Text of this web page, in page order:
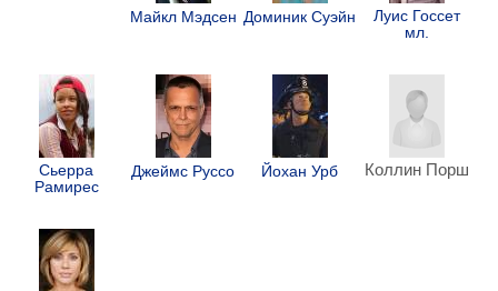
Майкл Мэдсен Доминик Суэйн
Луис Госсет
мл.
Сьерра
Рамирес
Джеймс Руссо Йохан Урб Коллин Порш